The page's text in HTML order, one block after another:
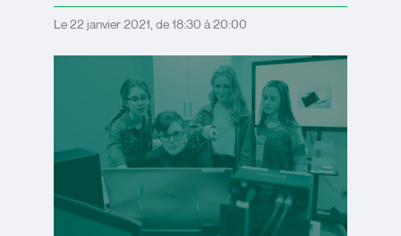
Le 22 janvier 2021, de 18:30 à 20:00